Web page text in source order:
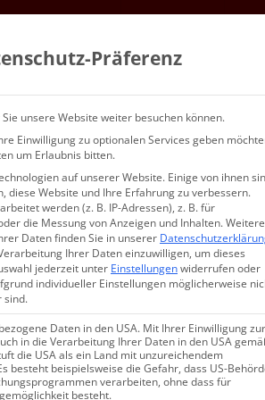
ՄԵՆՔ…
Präferenz
unsere Website weiter besuchen können.
Einwilligung zu optionalen Services geben
um Erlaubnis bitten.
auf unserer Website. Einige von ihnen
diese Website und Ihre Erfahrung zu verbessern.
werden (z. B. IP-Adressen), z. B. für
die Messung von Anzeigen und Inhalten.Weitere
Daten finden Sie in unserer
Ihrer Daten einzuwilligen, um dieses
jederzeit unter Einstellungenwiderrufen oder
individueller Einstellungen möglicherweise
sind.
Daten in den USA. Mit Ihrer Einwilligung zur
in die Verarbeitung Ihrer Daten in den USA
die USA als ein Land mit unzureichendem
besteht beispielsweise die Gefahr, dass US-
verarbeiten, ohne dass für
besteht.